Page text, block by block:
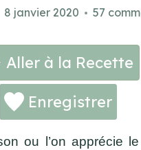
8 janvier 2020 57
Aller à la Recette
Enregistrer
ou l’on apprécie